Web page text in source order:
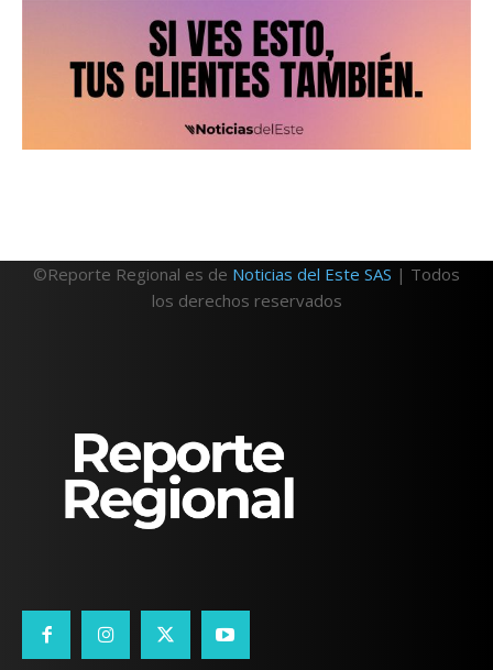
©Reporte Regional es de Noticias del Este SAS | Todos
los derechos reservados